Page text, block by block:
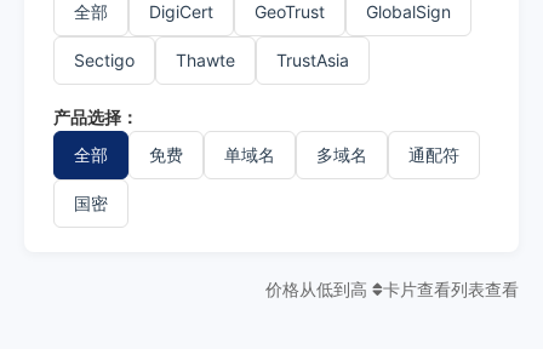
全部
DigiCert GeoTrust GlobalSign
Sectigo Thawte TrustAsia
产品选择：
全部
免费 单域名 多域名 通配符
国密
价格从低到高 卡片查看列表查看